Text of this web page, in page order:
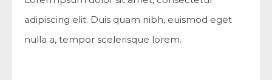
adipiscing elit. Duis quam nibh, euismod eget
nulla a, tempor scelerisque lorem.